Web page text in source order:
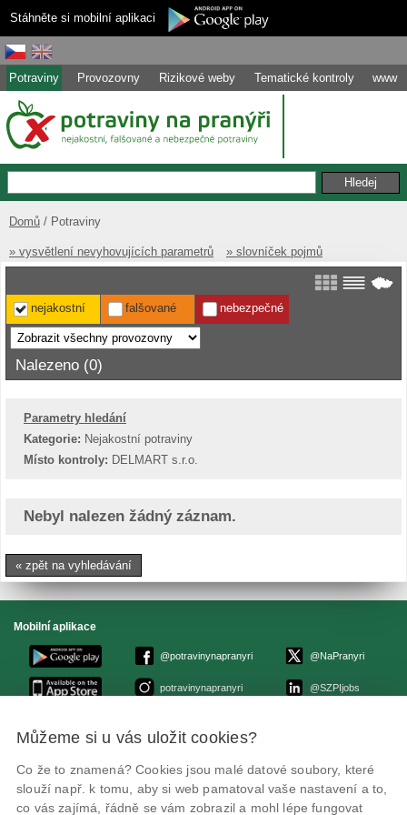
Stáhněte si mobilní aplikaci
Potraviny Provozovny Rizikové weby Tematické kontroly www
Domů Potraviny
» vysvětlení nevyhovujících parametrů » slovníček pojmů
nejakostní falšované nebezpečné
Nalezeno (0)
Parametry hledání
Kategorie: Nejakostní potraviny
Místo kontroly: DELMART s.r.o.
Nebyl nalezen žádný záznam.
« zpět na vyhledávání
Mobilní aplikace
@potravinynapranyri
potravinynapranyri
@NaPranyri
@SZPIjobs
© Státní zemědělská a potravinářská inspekce 2026
ID datové schránky: avraiqg
IČO: 75014149, DIČ: CZ75014149
Zásady ochrany soukromí
Nastavení cookies
Můžeme si u vás uložit cookies?
Co že to znamená? Cookies jsou malé datové soubory, které
slouží např. k tomu, aby si web pamatoval vaše nastavení a to,
co vás zajímá, řádně se vám zobrazil a mohl lépe fungovat